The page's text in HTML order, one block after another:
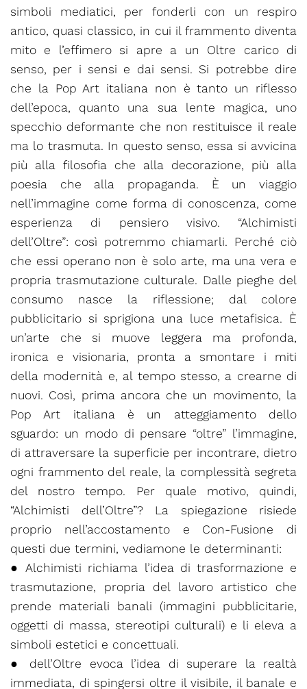
simboli mediatici, per fonderli con un respiro
antico, quasi classico, in cui il frammento diventa
mito e l’effimero si apre a un Oltre carico di
senso, per i sensi e dai sensi. Si potrebbe dire
che la Pop Art italiana non è tanto un riflesso
dell’epoca, quanto una sua lente magica, uno
specchio deformante che non restituisce il reale
ma lo trasmuta. In questo senso, essa si avvicina
più alla filosofia che alla decorazione, più alla
poesia che alla propaganda. È un viaggio
nell’immagine come forma di conoscenza, come
esperienza di pensiero visivo. “Alchimisti
dell’Oltre”: così potremmo chiamarli. Perché ciò
che essi operano non è solo arte, ma una vera e
propria trasmutazione culturale. Dalle pieghe del
consumo nasce la riflessione; dal colore
pubblicitario si sprigiona una luce metafisica. È
un’arte che si muove leggera ma profonda,
ironica e visionaria, pronta a smontare i miti
della modernità e, al tempo stesso, a crearne di
nuovi. Così, prima ancora che un movimento, la
Pop Art italiana è un atteggiamento dello
sguardo: un modo di pensare “oltre” l’immagine,
di attraversare la superficie per incontrare, dietro
ogni frammento del reale, la complessità segreta
del nostro tempo. Per quale motivo, quindi,
“Alchimisti dell’Oltre”? La spiegazione risiede
proprio nell’accostamento e Con-Fusione di
questi due termini, vediamone le determinanti:
● Alchimisti richiama l’idea di trasformazione e
trasmutazione, propria del lavoro artistico che
prende materiali banali (immagini pubblicitarie,
oggetti di massa, stereotipi culturali) e li eleva a
simboli estetici e concettuali.
● dell’Oltre evoca l’idea di superare la realtà
immediata, di spingersi oltre il visibile, il banale e